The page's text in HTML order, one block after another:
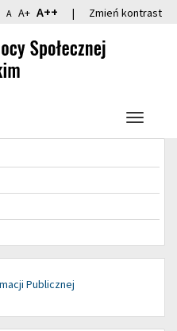
A A+ A++ | Zmień kontrast
Przełącz